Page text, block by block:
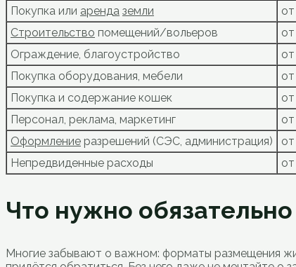
Покупка или аренда земли
Строительство помещений/вольеров
Ограждение, благоустройство
Покупка оборудования, мебели
Покупка и содержание кошек
Персонал, реклама, маркетинг
Оформление разрешений (СЭС, администрация)
Непредвиденные расходы
Что нужно обязательно
Многие забывают о важном: форматы размещения